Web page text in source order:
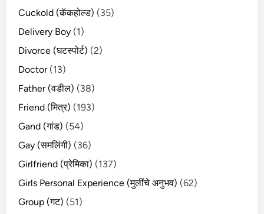
Cuckold (कॅकहोल्ड) (35)
Delivery Boy (1)
Divorce (घटस्पोर्ट) (2)
Doctor(13)
Father (वडील) (38)
Friend (मित्र) (193)
Gand (गांड) (54)
Gay (समलिंगी) (36)
Girlfriend (प्रेमिका) (137)
Girls Personal Experience (मुलींचे अनुभव) (62)
Group (गट) (51)